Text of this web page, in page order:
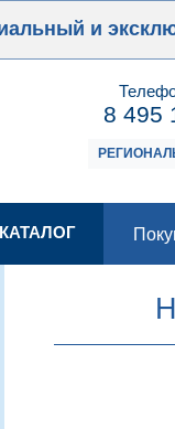
и
8 495
КАТАЛОГ